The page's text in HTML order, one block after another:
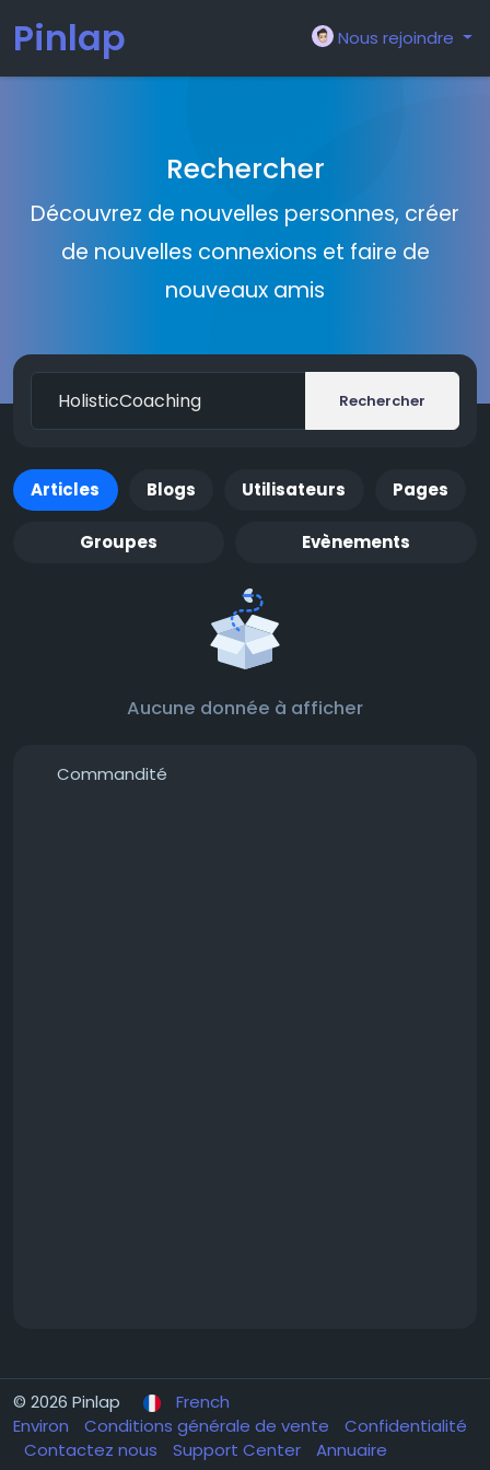
Pinlap Nous rejoindre
Rechercher
Découvrez de nouvelles personnes, créer
de nouvelles connexions et faire de
nouveaux amis
Rechercher
Articles Blogs Utilisateurs Pages
Groupes Evènements
Aucune donnée à afficher
Commandité
© 2026 Pinlap
French
Environ
Conditions générale de vente
Confidentialité
Contactez nous
Support Center Annuaire